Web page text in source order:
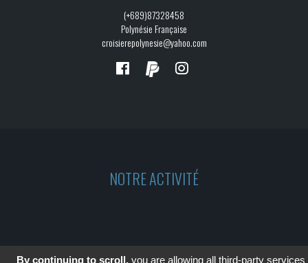
(+689)87328458
Polynésie Française
croisierepolynesie@yahoo.com
NOTRE ACTIVITÉ
By continuing to scroll, you are allowing all third-party services